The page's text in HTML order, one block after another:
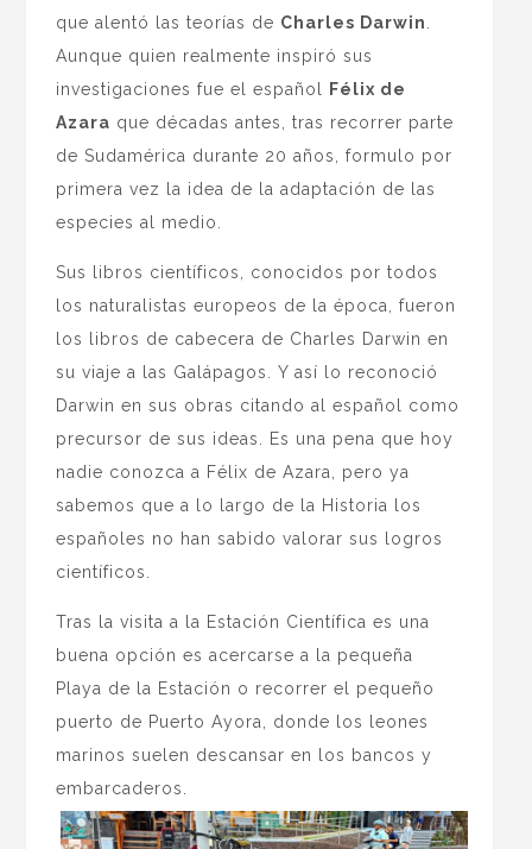
que alentó las teorías de Charles Darwin
Aunque quien realmente inspiró sus
investigaciones fue el español
Félix de
Azara que décadas antes, tras recorrer parte
de Sudamérica durante 20 años, formulo por
primera vez la idea de la adaptación de las
especies al medio.
Sus libros científicos, conocidos por todos
los naturalistas europeos de la época, fueron
los libros de cabecera de Charles Darwin en
su viaje a las Galápagos. Y así lo reconoció
Darwin en sus obras citando al español como
precursor de sus ideas. Es una pena que hoy
nadie conozca a Félix de Azara, pero ya
sabemos que a lo largo de la Historia los
españoles no han sabido valorar sus logros
científicos.
Tras la visita a la Estación Científica es una
buena opción es acercarse a la pequeña
Playa de la Estación o recorrer el pequeño
puerto de Puerto Ayora, donde los leones
marinos suelen descansar en los bancos y
embarcaderos.